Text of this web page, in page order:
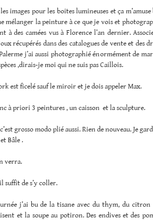
images pour les boites lumineuses et ça
mélanger la peinture à ce que je vois et
à des camées vus à Florence l’an dernier.
récupérés dans des catalogues de vente et des
j’ai aussi photographié énormément de
,dirais-je moi qui ne suis pas Caillois.
est ficelé sauf le miroir et je dois appeler Max.
à priori 3 peintures , un caisson et la sculpture.
grosso modo plié aussi. Rien de nouveau. Je
Bâle .
verra.
suffit de s’y coller.
j’ai bu de la tisane avec du thym, du citron
et la soupe au potiron. Des endives et des